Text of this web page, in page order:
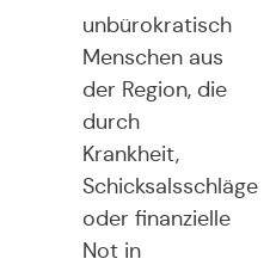
unbürokratisch
Menschen aus
der Region, die
durch
Krankheit,
Schicksalsschläge
oder finanzielle
Not in